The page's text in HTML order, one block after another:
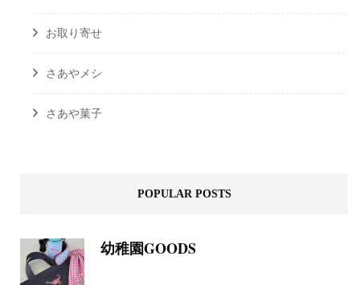
お取り寄せ
さあやメシ
さあや菓子
POPULAR POSTS
幼稚園GOODS